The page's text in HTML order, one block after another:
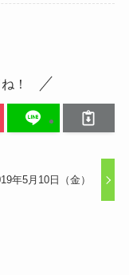
！
年5月10日（金）